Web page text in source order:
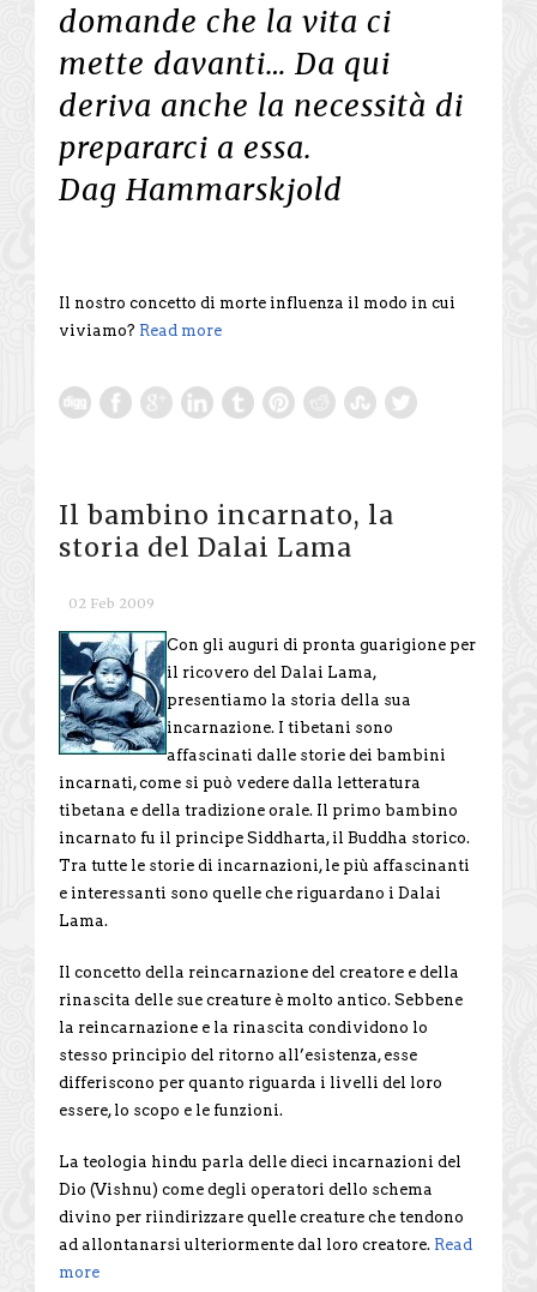
domande che la vita ci
mette davanti… Da qui
deriva anche la necessità di
prepararci a essa.
Dag Hammarskjold
Il nostro concetto di morte influenza il modo in cui
viviamo? Read more
Il bambino incarnato, la
storia del Dalai Lama
02 Feb 2009
Con gli auguri di pronta guarigione per
il ricovero del Dalai Lama,
presentiamo la storia della sua
incarnazione. I tibetani sono
affascinati dalle storie dei bambini
incarnati, come si può vedere dalla letteratura
tibetana e della tradizione orale. Il primo bambino
incarnato fu il principe Siddharta, il Buddha storico.
Tra tutte le storie di incarnazioni, le più affascinanti
e interessanti sono quelle che riguardano i Dalai
Lama.
Il concetto della reincarnazione del creatore e della
rinascita delle sue creature è molto antico. Sebbene
la reincarnazione e la rinascita condividono lo
stesso principio del ritorno all’esistenza, esse
differiscono per quanto riguarda i livelli del loro
essere, lo scopo e le funzioni.
La teologia hindu parla delle dieci incarnazioni del
Dio (Vishnu) come degli operatori dello schema
divino per riindirizzare quelle creature che tendono
ad allontanarsi ulteriormente dal loro creatore. Read
more